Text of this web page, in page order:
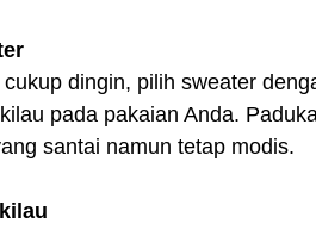
dingin, pilih sweater
pada pakaian Anda.
santai namun tetap modis.